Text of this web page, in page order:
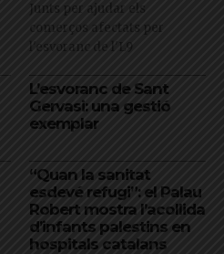
Junts per ajudar els
comerços afectats per
l'esvoranc de l'L9
L’esvoranc de Sant
Gervasi: una gestió
exemplar
“Quan la sanitat
esdevé refugi”: el Palau
Robert mostra l’acollida
d’infants palestins en
hospitals catalans